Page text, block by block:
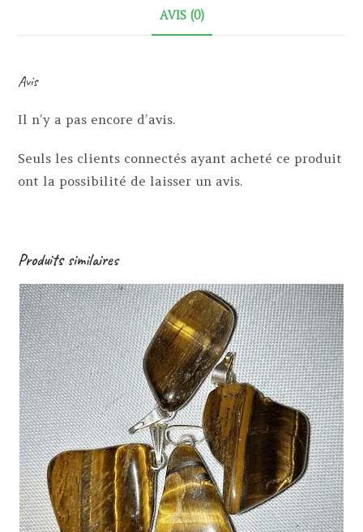
AVIS (0)
Avis
Il n’y a pas encore d’avis.
Seuls les clients connectés ayant acheté ce produit
ont la possibilité de laisser un avis.
Produits similaires